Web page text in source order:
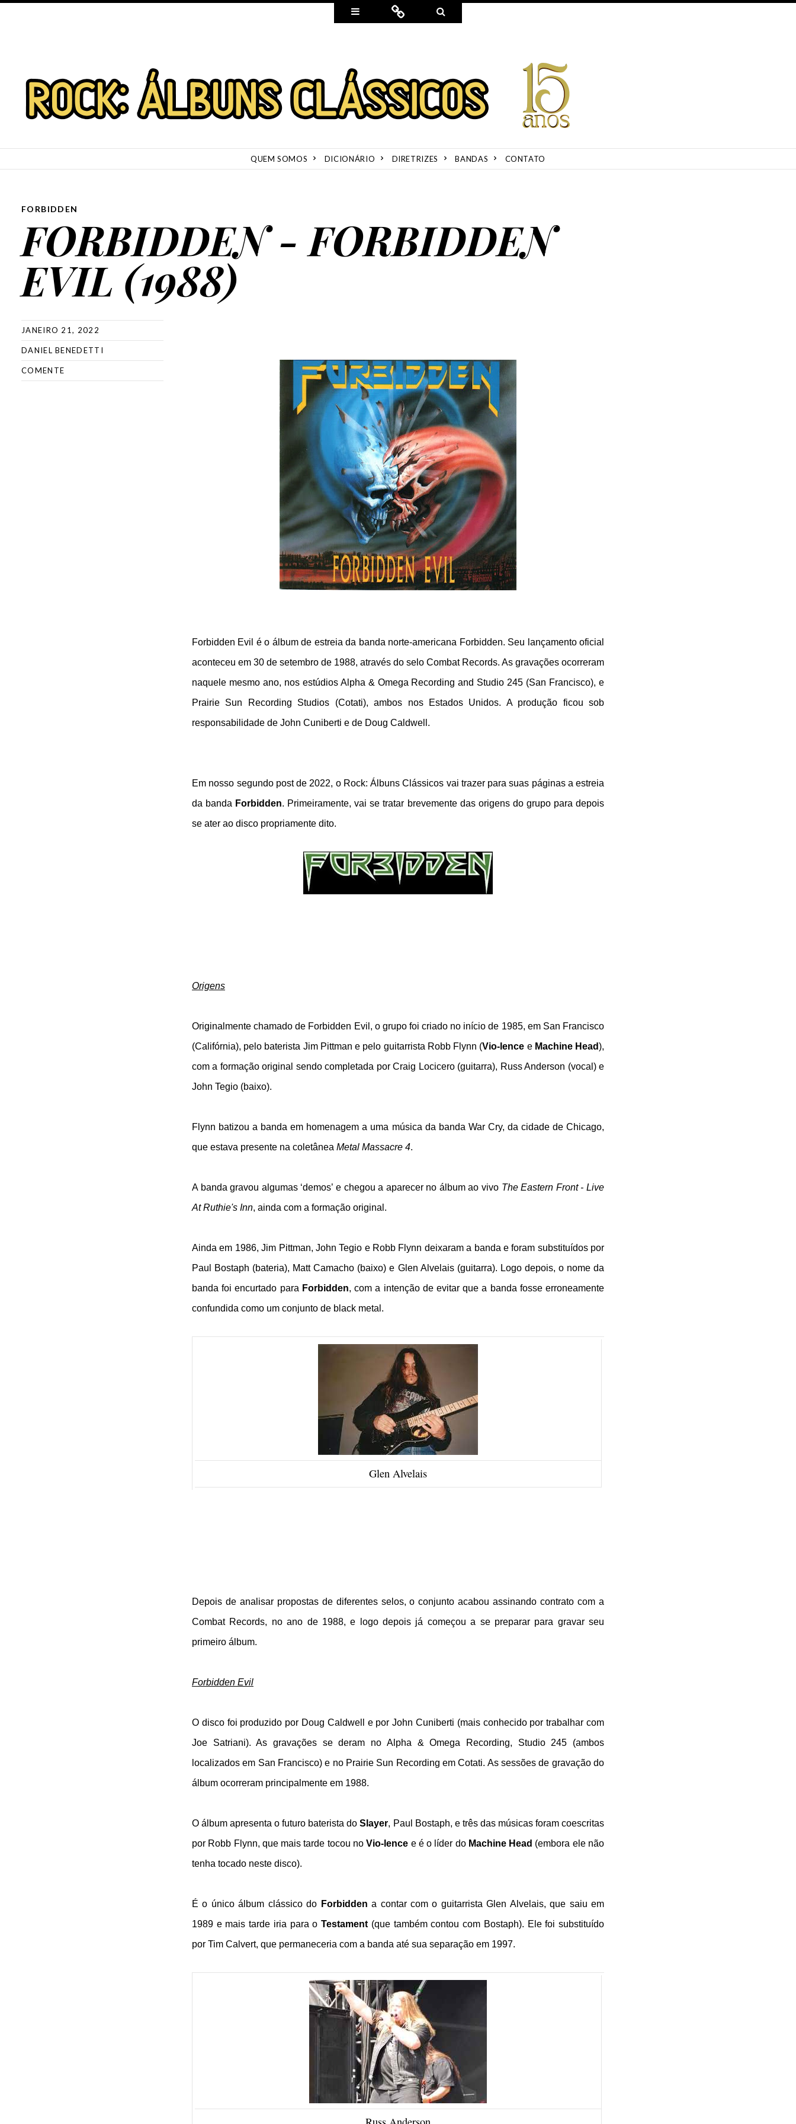
Widgets ConnectSearch
QUEM SOMOS DICIONÁRIO DIRETRIZES BANDAS CONTATO
FORBIDDEN
FORBIDDEN - FORBIDDEN
EVIL (1988)
JANEIRO 21, 2022
DANIEL BENEDETTI
COMENTE
Forbidden Evil é o álbum de estreia da banda norte-americana Forbidden. Seu lançamento oficial
aconteceu em 30 de setembro de 1988, através do selo Combat Records. As gravações ocorreram
naquele mesmo ano, nos estúdios Alpha & Omega Recording and Studio 245 (San Francisco), e
Prairie Sun Recording Studios (Cotati), ambos nos Estados Unidos. A produção ficou sob
responsabilidade de John Cuniberti e de Doug Caldwell.
Em nosso segundo post de 2022, o Rock: Álbuns Clássicos vai trazer para suas páginas a estreia
da banda Forbidden. Primeiramente, vai se tratar brevemente das origens do grupo para depois
se ater ao disco propriamente dito.
Origens
Originalmente chamado de Forbidden Evil, o grupo foi criado no início de 1985, em San Francisco
(Califórnia), pelo baterista Jim Pittman e pelo guitarrista Robb Flynn (Vio-lence e Machine Head),
com a formação original sendo completada por Craig Locicero (guitarra), Russ Anderson (vocal) e
John Tegio (baixo).
Flynn batizou a banda em homenagem a uma música da banda War Cry, da cidade de Chicago,
que estava presente na coletânea Metal Massacre 4.
A banda gravou algumas ‘demos’ e chegou a aparecer no álbum ao vivo The Eastern Front - Live
At Ruthie's Inn, ainda com a formação original.
Ainda em 1986, Jim Pittman, John Tegio e Robb Flynn deixaram a banda e foram substituídos por
Paul Bostaph (bateria), Matt Camacho (baixo) e Glen Alvelais (guitarra). Logo depois, o nome da
banda foi encurtado para Forbidden, com a intenção de evitar que a banda fosse erroneamente
confundida como um conjunto de black metal.
Glen Alvelais
Depois de analisar propostas de diferentes selos, o conjunto acabou assinando contrato com a
Combat Records, no ano de 1988, e logo depois já começou a se preparar para gravar seu
primeiro álbum.
Forbidden Evil
O disco foi produzido por Doug Caldwell e por John Cuniberti (mais conhecido por trabalhar com
Joe Satriani). As gravações se deram no Alpha & Omega Recording, Studio 245 (ambos
localizados em San Francisco) e no Prairie Sun Recording em Cotati. As sessões de gravação do
álbum ocorreram principalmente em 1988.
O álbum apresenta o futuro baterista doSlayer, Paul Bostaph, e três das músicas foram coescritas
por Robb Flynn, que mais tarde tocou noVio-lence e é o líder do Machine Head (embora ele não
tenha tocado neste disco).
É o único álbum clássico do Forbidden a contar com o guitarrista Glen Alvelais, que saiu em
1989 e mais tarde iria para oTestament (que também contou com Bostaph). Ele foi substituído
por Tim Calvert, que permaneceria com a banda até sua separação em 1997.